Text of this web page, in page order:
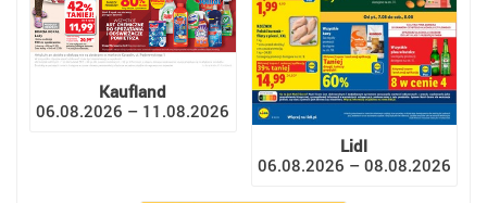
Kaufland
06.08.2026 – 11.08.2026
Lidl
06.08.2026 – 08.08.2026